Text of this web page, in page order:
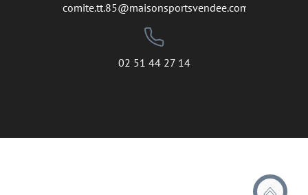
comite.tt.85@maisonsportsvendee.com
02 51 44 27 14